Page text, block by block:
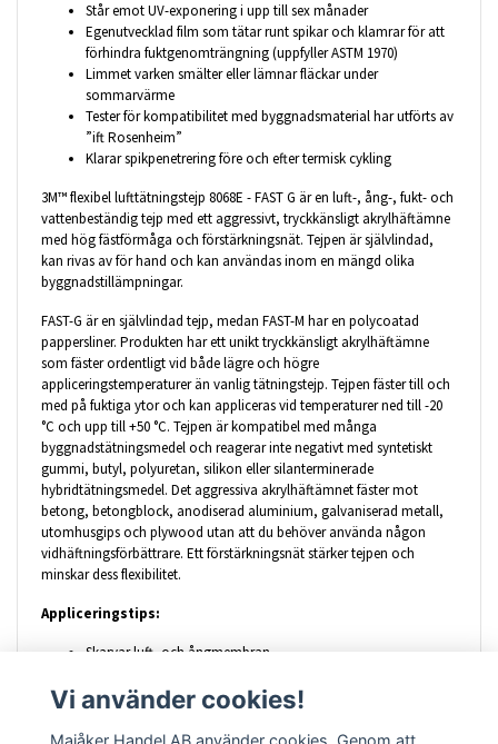
Står emot UV-exponering i upp till sex månader
Egenutvecklad film som tätar runt spikar och klamrar för att
förhindra fuktgenomträngning (uppfyller ASTM 1970)
Limmet varken smälter eller lämnar fläckar under
sommarvärme
Tester för kompatibilitet med byggnadsmaterial har utförts av
”ift Rosenheim”
Klarar spikpenetrering före och efter termisk cykling
3M™ flexibel lufttätningstejp 8068E - FAST G är en luft-, ång-, fukt- och
vattenbeständig tejp med ett aggressivt, tryckkänsligt akrylhäftämne
med hög fästförmåga och förstärkningsnät. Tejpen är självlindad,
kan rivas av för hand och kan användas inom en mängd olika
byggnadstillämpningar.
FAST-G är en självlindad tejp, medan FAST-M har en polycoatad
pappersliner. Produkten har ett unikt tryckkänsligt akrylhäftämne
som fäster ordentligt vid både lägre och högre
appliceringstemperaturer än vanlig tätningstejp. Tejpen fäster till och
med på fuktiga ytor och kan appliceras vid temperaturer ned till -20
°C och upp till +50 °C. Tejpen är kompatibel med många
byggnadstätningsmedel och reagerar inte negativt med syntetiskt
gummi, butyl, polyuretan, silikon eller silanterminerade
hybridtätningsmedel. Det aggressiva akrylhäftämnet fäster mot
betong, betongblock, anodiserad aluminium, galvaniserad metall,
utomhusgips och plywood utan att du behöver använda någon
vidhäftningsförbättrare. Ett förstärkningsnät stärker tejpen och
minskar dess flexibilitet.
Appliceringstips:
Skarvar luft- och ångmembran
Tätning omkring öppningar och skarvar i
byggnadstillämpningar, t.ex. i väggar och tak
Tätning av hål och fönsterskarvar i ytterväggar
Vi använder cookies!
Majåker Handel AB använder cookies. Genom att